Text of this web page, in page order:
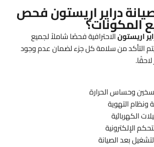
دراير اريستون فحص
اريستونالاحترافية فحصًا شاملاً لجميع
التأكد من سلامة كل جزء لضمان عدم وجود
وحساس الحرارة
التهوية
بعد الصيانة